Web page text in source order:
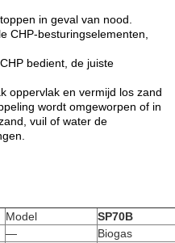
in geval van nood.
CHP-besturingselementen,
bedient, de juiste
oppervlak en vermijd los zand
wordt omgeworpen of in
vuil of water de
Model
SP70B
—
Biogas